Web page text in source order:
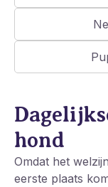
hond
Omdat het
eerste plaats